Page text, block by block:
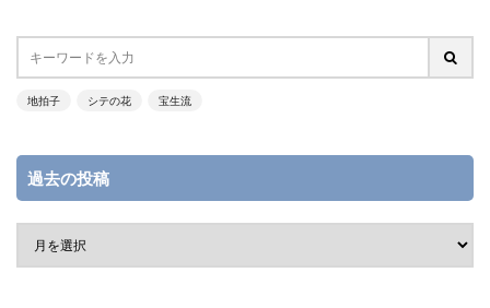
地拍子 シテの花 宝生流
過去の投稿